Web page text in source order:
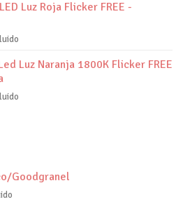
Luz Roja Flicker FREE -
Luz Naranja 1800K Flicker FREE
Goodgranel